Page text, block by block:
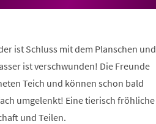
ist Schluss mit dem Planschen und
ist verschwunden! Die Freunde
Teich und können schon bald
umgelenkt! Eine tierisch fröhliche
und Teilen.